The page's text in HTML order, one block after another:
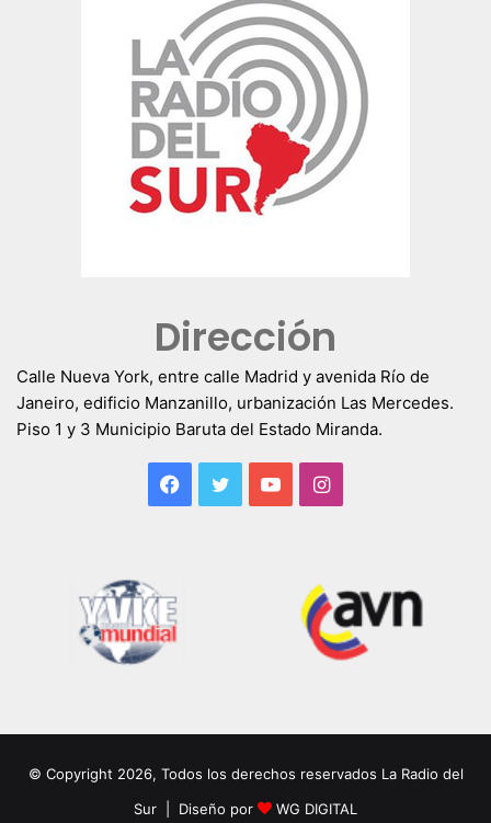
Dirección
Calle Nueva York, entre calle Madrid y avenida Río de
Janeiro, edificio Manzanillo, urbanización Las Mercedes.
Piso 1 y 3 Municipio Baruta del Estado Miranda.
Facebook
TwitterYouTubeInstagram
© Copyright 2026, Todos los derechos reservados La Radio del
Sur | Diseño por
WG DIGITAL